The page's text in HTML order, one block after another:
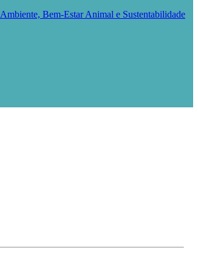
Ambiente, Bem-Estar Animal e Sustentabilidade